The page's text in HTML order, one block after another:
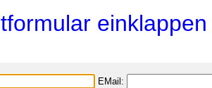
einklappen
EMail: